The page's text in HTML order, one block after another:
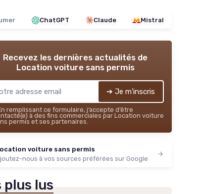
ChatGPT Claude Mistral
Recevez les dernières actualités de
Location voiture sans permis
➔ Je m'inscris
remplissant ce formulaire, j’accepte d’être
à des fins commerciales par Location voiture
permis et ses partenaires.
voiture sans permis
nous à vos sources préférées sur Google
plus lus